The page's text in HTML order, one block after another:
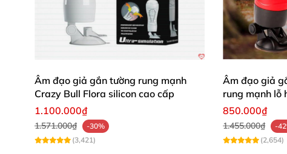
Âm đạo giả gắn tường rung mạnh
Crazy Bull Flora silicon cao cấp
1.100.000₫
1.571.000₫
-30%
(3,421)
Âm đạo giả
rung mạnh lỗ
850.000₫
1.455.000₫
-
(2,654)